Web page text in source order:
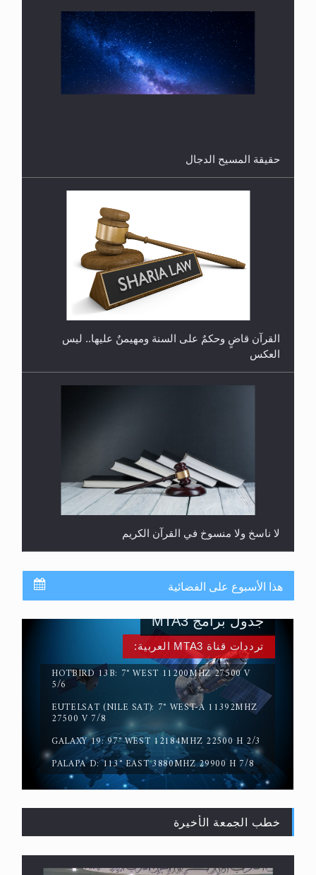
يُسمح الصلاة بها؟
القرآن قاضٍ وحكمٌ على السنة ومهيمنٌ عليها.. ليس
العكس
لا ناسخ ولا منسوخ في القرآن الكريم
المفهوم الحقيقي للجهاد الإسلامي..
سورة التكوير تُنبئ بزمن بعثة المسيح الموعود عليه
السلام
هذا الأسبوع على الفضائية
ترددات قناة MTA3 العربية:
HOTBIRD 13B: 7° WEST 11200MHZ 27500 V
5/6
EUTELSAT (NILE SAT): 7° WEST-A 11392MHZ
27500 V 7/8
GALAXY 19: 97° WEST 12184MHZ 22500 H 2/3
PALAPA D: 113° EAST 3880MHZ 29900 H 7/8
جدول برامج MTA3
خطب الجمعة الأخيرة